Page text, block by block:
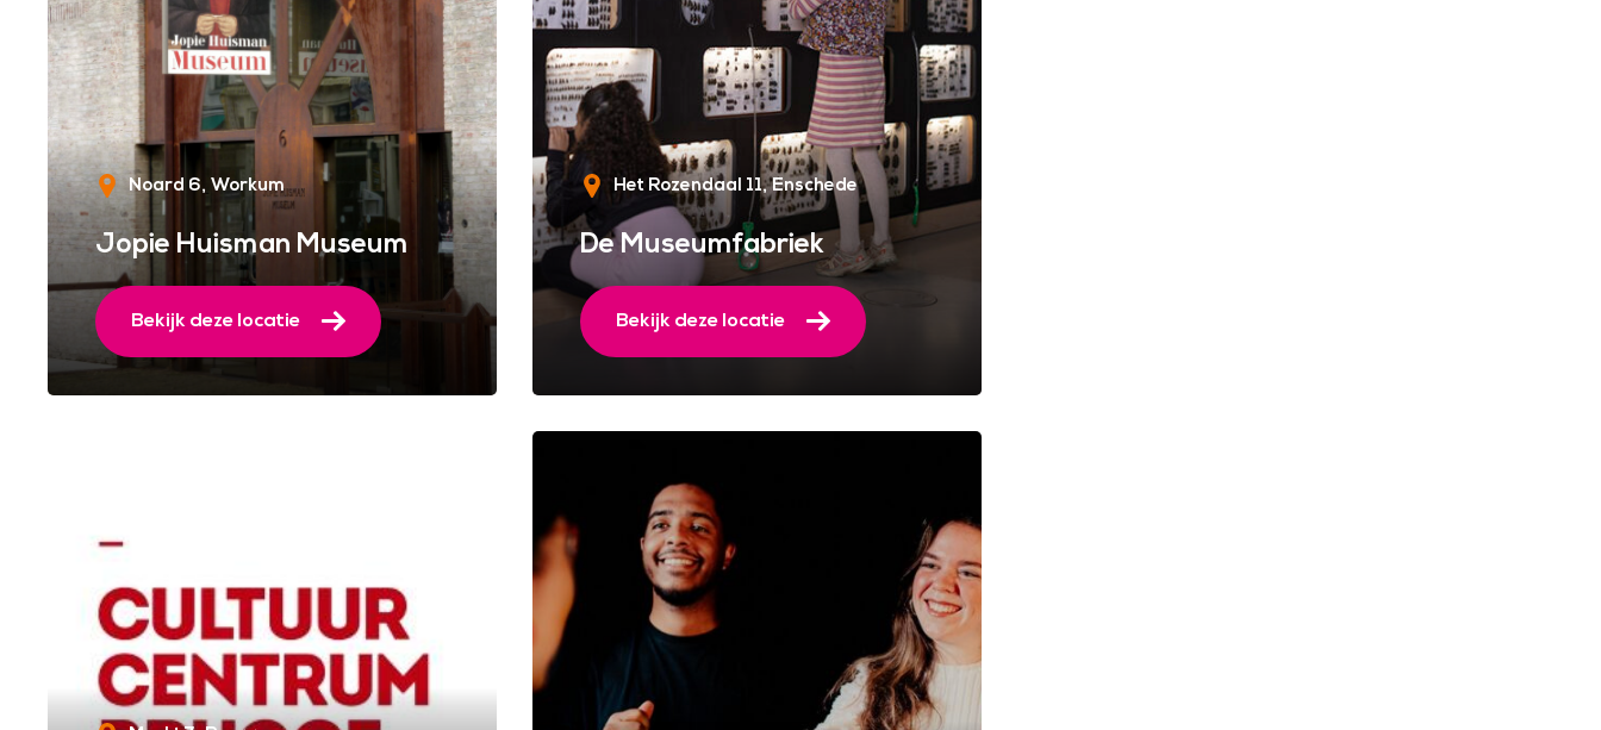
Noard 6 Workum
Jopie Huisman Museum
Bekijk deze locatie
Het Rozendaal 11 Enschede
De Museumfabriek
Bekijk deze locatie